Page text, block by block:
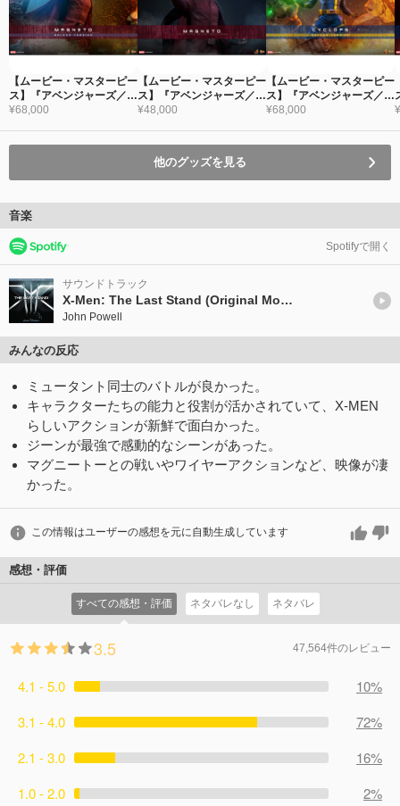
【ムービー・マスターピー
ス】『アベンジャーズ／ド
ゥームズデイ』1/6スケー
¥68,000
【ムービー・マスターピー
ス】『アベンジャーズ／ド
ゥームズデイ』1/6スケー
¥48,000
【ムービー・マスターピー
ス】『アベンジャーズ／ド
ゥームズデイ』1/6スケー
¥68,000
他のグッズを見る
音楽
Spotifyで開く
サウンドトラック
X-Men: The Last Stand (Original Motion Picture Soundtrack)
John Powell
みんなの反応
ミュータント同士のバトルが良かった。
キャラクターたちの能力と役割が活かされていて、X-MEN
らしいアクションが新鮮で面白かった。
ジーンが最強で感動的なシーンがあった。
マグニートーとの戦いやワイヤーアクションなど、映像が凄
かった。
この情報はユーザーの感想を元に自動生成しています
感想・評価
すべての感想・評価 ネタバレなし ネタバレ
3.5 47,564件のレビュー
4.1 - 5.0
10%
3.1 - 4.0
72%
2.1 - 3.0
16%
1.0 - 2.0
2%